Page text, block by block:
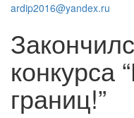
ardip2016@yandex.ru
конкурса
границ!”